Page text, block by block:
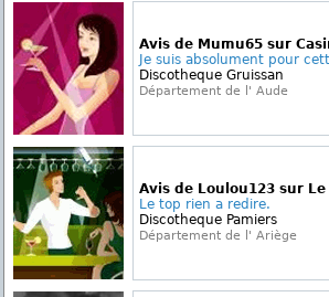
Avis de Mumu65 sur
Je suis absolument pour
Discotheque Gruissan
Département de l' Aude
Avis de Loulou123 sur Le
Le top rien a redire.
Discotheque Pamiers
Département de l' Ariège